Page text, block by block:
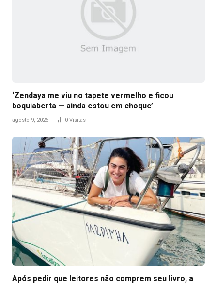
‘Zendaya me viu no tapete vermelho e ficou
boquiaberta — ainda estou em choque’
agosto 9, 2026 0 Visitas
Após pedir que leitores não comprem seu livro, a